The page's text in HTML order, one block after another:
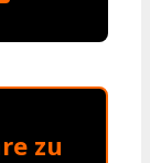
zu